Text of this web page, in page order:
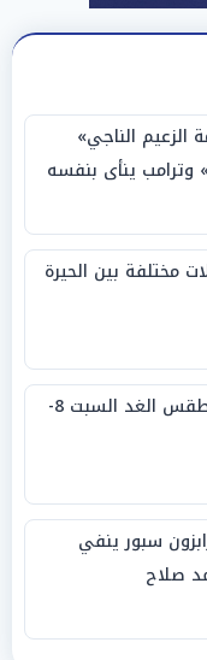
الزعيم الناجي»
وترامب ينأى بنفسه
مختلفة بين الحيرة
«الأرصاد» تعلن تفاصيل طقس الغد السبت 8-
سبور ينفي
صلاح